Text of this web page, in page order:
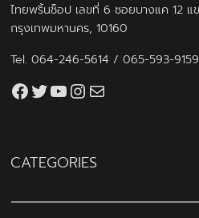
ไทยพริ้นช็อป เลขที่ 6 ซอยบางแค 12 แ
กรุงเทพมหานคร, 10160
Tel.064-246-5614 /065-593-9159
Facebook
Twitter
YouTube
Instagram
CATEGORIES